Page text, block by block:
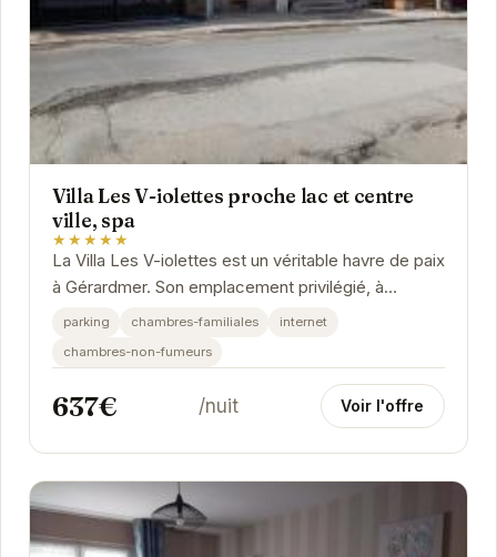
Villa Les V-iolettes proche lac et centre
ville, spa
★★★★★
La Villa Les V-iolettes est un véritable havre de paix
à Gérardmer. Son emplacement privilégié, à
proximité du lac et du centre-ville, en fait...
parking chambres-familiales
internet
chambres-non-fumeurs
637€ /nuit Voir l'offre